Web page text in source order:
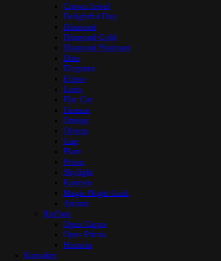
Crown Jewel
Delightful Day
Diamond
Diamond Gold
Diamond Platinum
Dots
Elegance
Elipse
Loris
Flat Cut
Finesse
Omega
Olymp
Gap
Plant
Prism
Skylight
Karmen
Magic Night Gold
Atrium
Ruffoni
Opus Cupra
Opus Prima
Historia
Kontakty